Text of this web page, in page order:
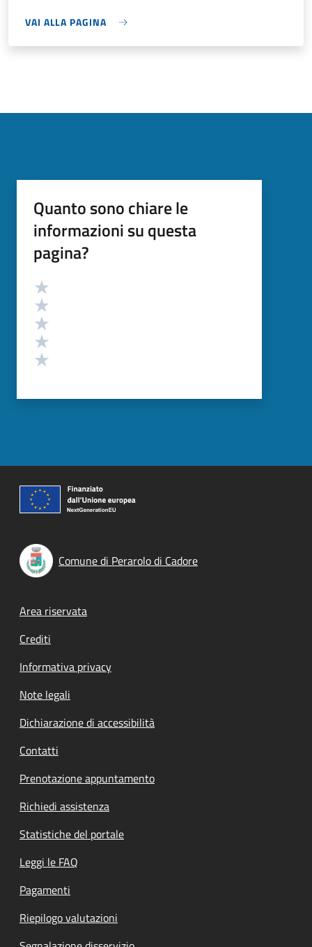
VAI ALLA PAGINA
Quanto sono chiare le
informazioni su questa
pagina?
Valutazione
Comune di Perarolo di Cadore
Footer menu
Area riservata
Crediti
Informativa privacy
Note legali
Dichiarazione di accessibilità
Contatti
Prenotazione appuntamento
Richiedi assistenza
Statistiche del portale
Leggi le FAQ
Pagamenti
Riepilogo valutazioni